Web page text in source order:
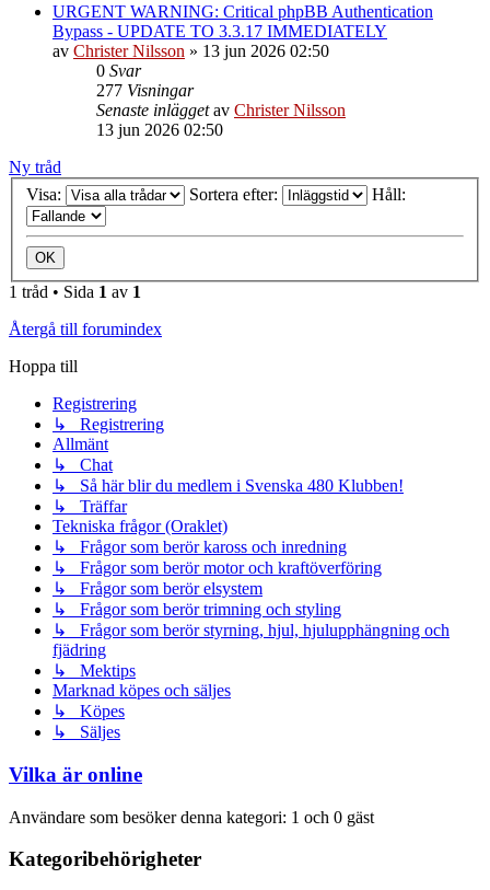
URGENT WARNING: Critical phpBB Authentication
Bypass - UPDATE TO 3.3.17 IMMEDIATELY
av Christer Nilsson » 13 jun 2026 02:50
0 Svar
277 Visningar
Senaste inläggetav Christer Nilsson
13 jun 2026 02:50
Ny tråd
Visa:
Sortera efter: Håll:
1 tråd • Sida 1 av 1
Återgå till forumindex
Hoppa till
Registrering
↳ Registrering
Allmänt
↳ Chat
↳ Så här blir du medlem i Svenska 480 Klubben!
↳ Träffar
Tekniska frågor (Oraklet)
↳ Frågor som berör kaross och inredning
↳ Frågor som berör motor och kraftöverföring
↳ Frågor som berör elsystem
↳ Frågor som berör trimning och styling
↳ Frågor som berör styrning, hjul, hjulupphängning och
fjädring
↳ Mektips
Marknad köpes och säljes
↳ Köpes
↳ Säljes
Vilka är online
Användare som besöker denna kategori: 1 och 0 gäst
Kategoribehörigheter